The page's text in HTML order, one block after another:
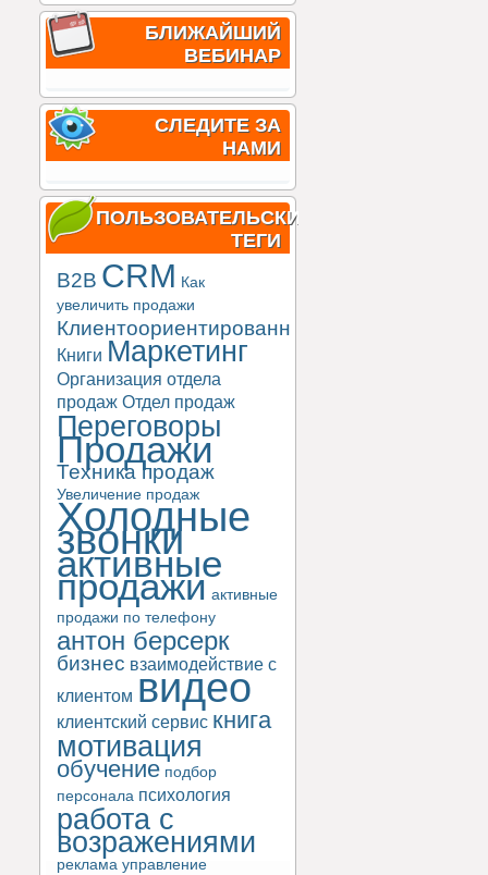
БЛИЖАЙШИЙ
ВЕБИНАР
СЛЕДИТЕ ЗА
НАМИ
ПОЛЬЗОВАТЕЛЬСКИЕ
ТЕГИ
B2B CRM Как
увеличить продажи
Клиентоориентированность
Книги Маркетинг
Организация отдела
продаж Отдел продаж
Переговоры
Продажи
Техника продаж
Увеличение продаж
Холодные
звонки
активные
продажи активные
продажи по телефону
антон берсерк
бизнес взаимодействие с
клиентом видео
клиентский сервис книга
мотивация
обучение подбор
персонала психология
работа с
возражениями
реклама управление